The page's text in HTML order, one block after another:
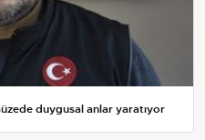
duygusal anlar yaratıyor